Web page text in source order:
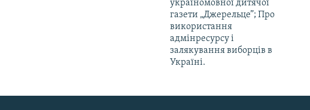
україномовної дитячої
газети „Джерельце”; Про
використання
адмінресурсу і
залякування виборців в
Україні.